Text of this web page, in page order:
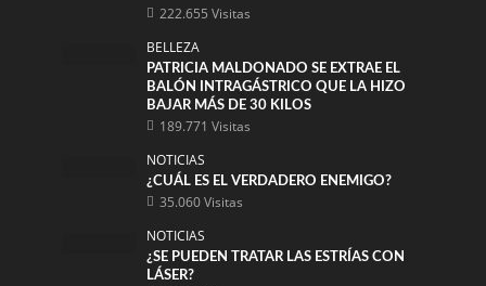
222.655 Visitas
BELLEZA
PATRICIA MALDONADO SE EXTRAE EL
BALÓN INTRAGÁSTRICO QUE LA HIZO
BAJAR MÁS DE 30 KILOS
189.771 Visitas
NOTICIAS
¿CUÁL ES EL VERDADERO ENEMIGO?
35.060 Visitas
NOTICIAS
¿SE PUEDEN TRATAR LAS ESTRÍAS CON
LÁSER?